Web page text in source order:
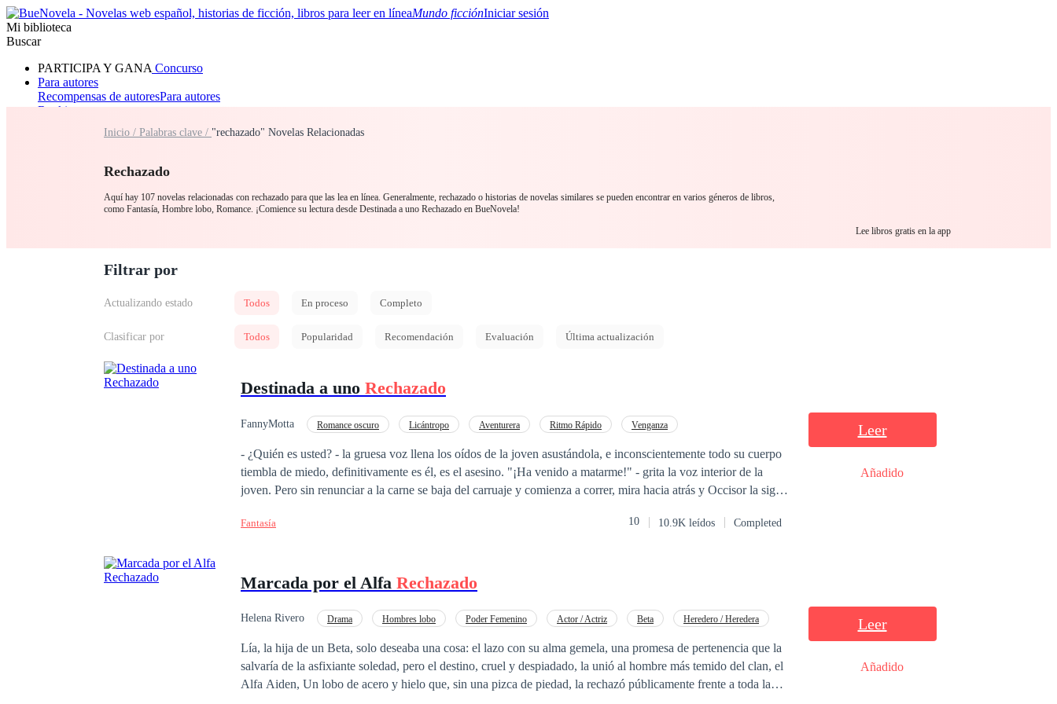
Mundo ficciónIniciar sesión
Mi biblioteca
Buscar
PARTICIPA Y GANA Concurso
Para autores
Recompensas de autoresPara autores
Ranking
RomanceHombre lobo
Inicio / Palabras clave / "rechazado" Novelas Relacionadas
Rechazado
Aquí hay 107 novelas relacionadas con rechazado para que las lea en línea. Generalmente, rechazado o historias de novelas similares se pueden encontrar en varios géneros de libros,
como Fantasía, Hombre lobo, Romance. ¡Comience su lectura desde Destinada a uno Rechazado en BueNovela!
Lee libros gratis en la app
Filtrar por
Actualizando estado Todos En proceso Completo
Clasificar por Todos Popularidad Recomendación Evaluación Última actualización
Destinada a uno Rechazado
FannyMotta Romance oscuro Licántropo Aventurera Ritmo Rápido Venganza
- ¿Quién es usted? - la gruesa voz llena los oídos de la joven asustándola, e inconscientemente todo su cuerpo
tiembla de miedo, definitivamente es él, es el asesino. "¡Ha venido a matarme!" - grita la voz interior de la
joven. Pero sin renunciar a la carne se baja del carruaje y comienza a correr, mira hacia atrás y Occisor la sigue.
corre delante de él. "No es una omega, las cicatrices deben ser de batallas que ha ganado, pero ese pelaje,
Fantasía 10 10.9K leídos Completed
Leer
Añadido
Marcada por el Alfa Rechazado
Helena Rivero Drama Hombres lobo Poder Femenino Actor / Actriz Beta
Heredero / Heredera
Lía, la hija de un Beta, solo deseaba una cosa: el lazo con su alma gemela, una promesa de pertenencia que la
salvaría de la asfixiante soledad, pero el destino, cruel y despiadado, la unió al hombre más temido del clan, el
Alfa Aiden, Un lobo de acero y hielo que, sin una pizca de piedad, la rechazó públicamente frente a toda la
Leer
Añadido